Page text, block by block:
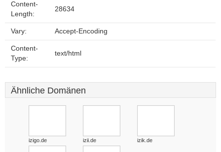
Content-
Length:
28634
Vary: Accept-Encoding
Content-
Type:
text/html
Ähnliche Domänen
izigo.de izii.de izik.de